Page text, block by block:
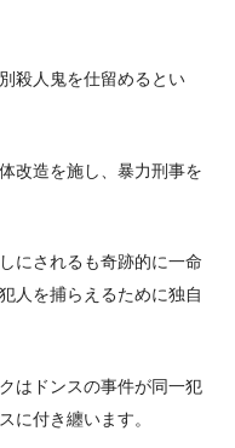
殺人鬼を仕留めるとい
改造を施し、暴力刑事を
にされるも奇跡的に一命
人を捕らえるために独自
はドンスの事件が同一犯
に付き纏います。